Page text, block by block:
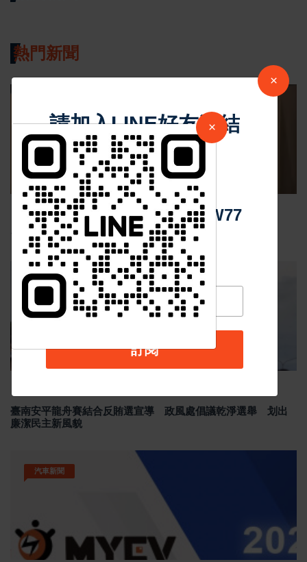
熱門新聞
Nov 19 2025 1037
台中個人燒肉！自己做烤串丼！好吃又好玩！
最新消息
臺南安平龍舟賽結合反賄選宣導 政風處倡議乾淨選舉 划出
廉潔民主新風貌
汽車新聞
×
請加入LINE好友連結
中 華 超 傳 媒
Https://reurl.cc/adqW77
訂閱
×